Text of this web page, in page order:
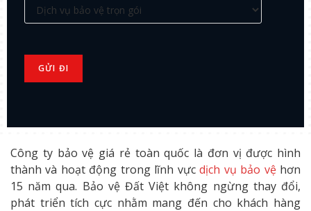
Công ty bảo vệ giá rẻ toàn quốc là đơn vị được hình
thành và hoạt động trong lĩnh vựcdịch vụ bảo vệhơn
15 năm qua. Bảo vệ Đất Việt không ngừng thay đổi,
phát triển tích cực nhằm mang đến cho khách hàng